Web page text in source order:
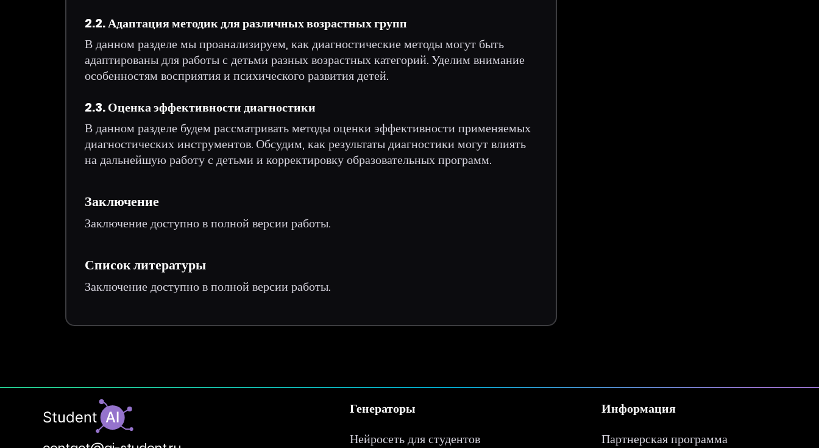
2.2. Адаптация методик для различных возрастных групп
В данном разделе мы проанализируем, как диагностические методы могут быть
адаптированы для работы с детьми разных возрастных категорий. Уделим внимание
особенностям восприятия и психического развития детей.
2.3. Оценка эффективности диагностики
В данном разделе будем рассматривать методы оценки эффективности применяемых
диагностических инструментов. Обсудим, как результаты диагностики могут влиять
на дальнейшую работу с детьми и корректировку образовательных программ.
Заключение
Заключение доступно в полной версии работы.
Список литературы
Заключение доступно в полной версии работы.
Генераторы
Нейросеть для студентов
Информация
Партнерская программа